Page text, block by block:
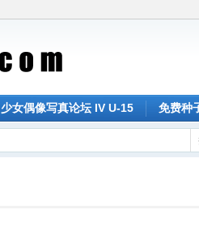
少女偶像写真论坛 IV U-15 免费种